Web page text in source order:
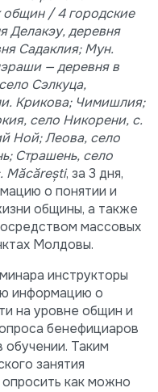
общин / 4 городские
Делакэу, деревня
Садаклия; Мун.
— деревня в
Сэлкуца,
Крикова; Чимишлия;
село Никорени, с.
Ной; Леова, село
Страшень, село
Măcărești, за 3 дня,
о понятии и
общины, а также
массовых
Молдовы.
инструкторы
информацию о
на уровне общин и
бенефициаров
Таким
занятия
как можно